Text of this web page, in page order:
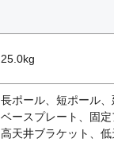
25.0kg
長ポール、短ポール
ベースプレート、固定
高天井ブラケット、低